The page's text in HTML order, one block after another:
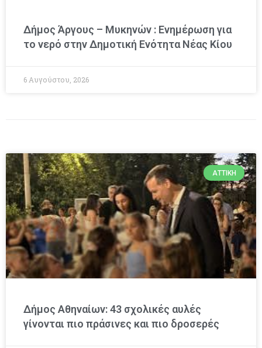
Δήμος Άργους – Μυκηνών : Ενημέρωση για
το νερό στην Δημοτική Ενότητα Νέας Κίου
6 Αυγούστου, 2026
ΑΤΤΙΚΉ
Δήμος Αθηναίων: 43 σχολικές αυλές
γίνονται πιο πράσινες και πιο δροσερές